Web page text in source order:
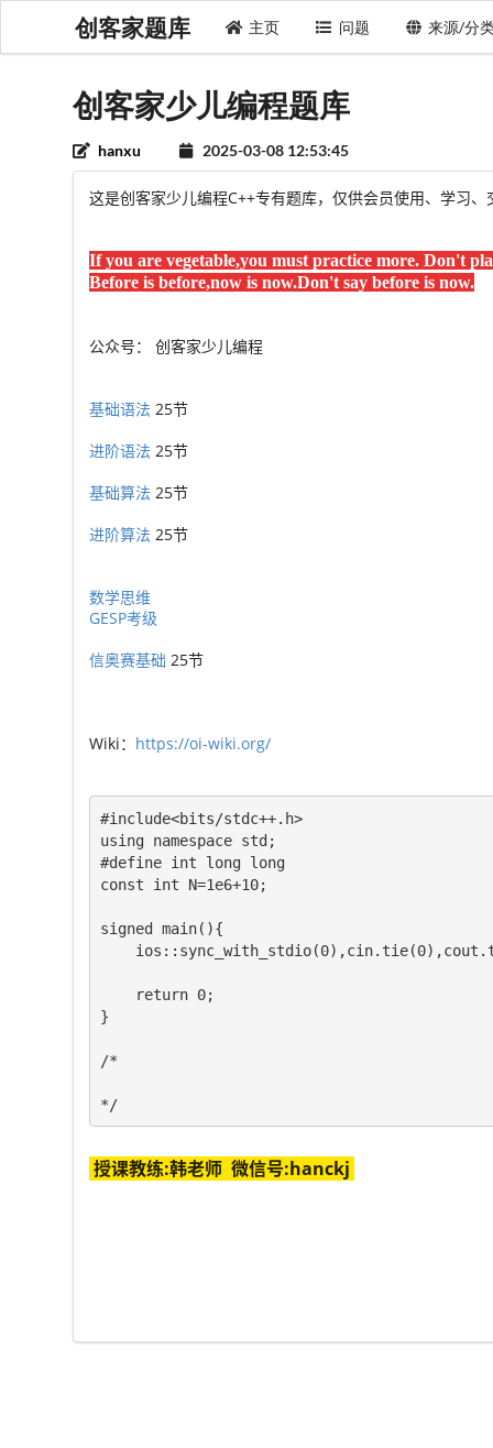
创客家题库 主页 问题 来源/分
创客家少儿编程题库
hanxu 2025-03-08 12:53:45
这是创客家少儿编程C++专有题库，仅供会员使用、学习、
If you are vegetable,you must practice more. Don't
Before is before,now is now.Don't say before is now.
公众号： 创客家少儿编程
基础语法 25节
进阶语法 25节
基础算法 25节
进阶算法 25节
数学思维
GESP考级
信奥赛基础 25节
Wiki： https://oi-wiki.org/
#include<bits/stdc++.h>
using namespace std;
#define int long long
const int N=1e6+10;
signed main(){
}
/*
*/
授课教练:韩老师 微信号:hanckj